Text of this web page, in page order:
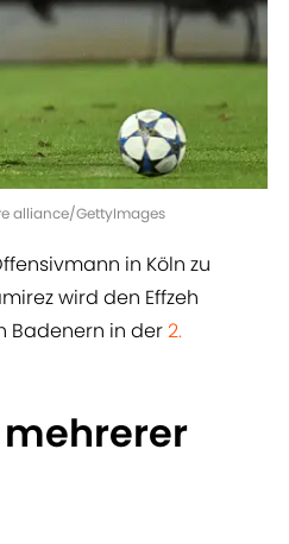
alliance/GettyImages
in Köln zu
wird den Effzeh
Badenern in der2.